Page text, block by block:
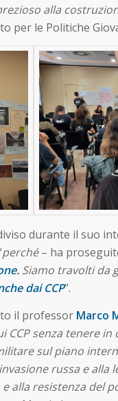
alla
per le Politiche
durante il suo
perché– ha
Siamo travolti da
dai CCP”.
il professor Marco
CCP senza tenere
sul piano
russa e
alla resistenza del